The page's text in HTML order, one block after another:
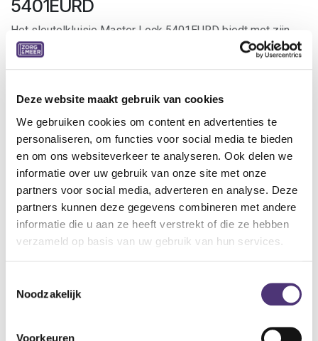
Deze website maakt gebruik van cookies
We gebruiken cookies om content en advertenties te
personaliseren, om functies voor social media te bieden
en om ons websiteverkeer te analyseren. Ook delen we
informatie over uw gebruik van onze site met onze
partners voor social media, adverteren en analyse. Deze
partners kunnen deze gegevens combineren met andere
informatie die u aan ze heeft verstrekt of die ze hebben
verzameld op basis van uw gebruik van hun services.
Noodzakelijk
Voorkeuren
5401EURD
Het sleutelkluisje Master Lock 5401EURD biedt met zijn
metalen huls een duurzame oplossing om op veilige wijze
Verstop je sleutels niet meer onder de deurmat of
bloempot. Het kluisje kan permanent aan de muur worden
opgehangen. Met een 4-cijferige vrije combinatiekeuze
berg je de sleutels veilig op. De toetsen zitten achter een
klep, beschermt tegen weer, vuil en stof.
Specificaties
biedt plaats aan verschillende sleutels
vrije combinatiekeuze van 4 cijfers
33,07€
Aan winkelmandje toevoegen